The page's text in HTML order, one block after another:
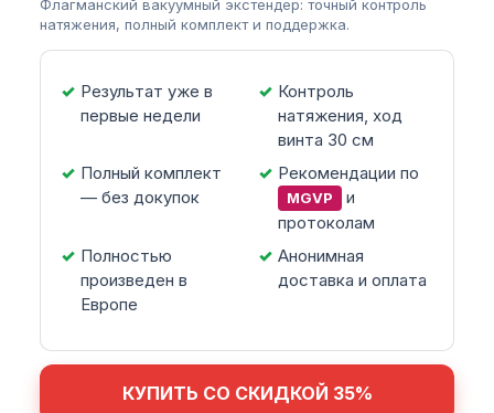
Флагманский вакуумный экстендер: точный контроль
натяжения, полный комплект и поддержка.
Результат уже в
первые недели
Контроль
натяжения, ход
винта 30 см
Полный комплект
— без докупок
Рекомендации по
MGVP
и
протоколам
Полностью
произведен в
Европе
Анонимная
доставка и оплата
КУПИТЬ СО СКИДКОЙ 35%